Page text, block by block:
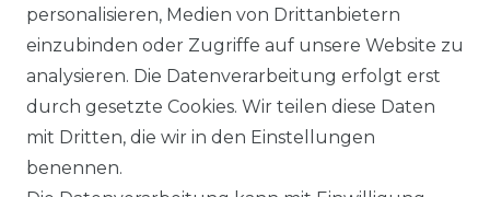
HILFE
KONTAKT
ANFAHRT
personalisieren, Medien von Drittanbietern
einzubinden oder Zugriffe auf unsere Website zu
analysieren. Die Datenverarbeitung erfolgt erst
durch gesetzte Cookies. Wir teilen diese Daten
mit Dritten, die wir in den Einstellungen
benennen.